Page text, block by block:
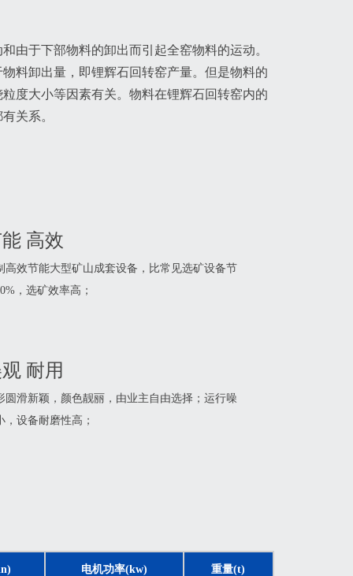
由于下部物料的卸出而引起全窑物料的运动。
料卸出量，即锂辉石回转窑产量。但是物料的
度大小等因素有关。物料在锂辉石回转窑内的
关系。
高效
高效节能大型矿山成套设备，比常见选矿设备节
，选矿效率高；
耐用
圆滑新颖，颜色靓丽，由业主自由选择；运行噪
，设备耐磨性高；
电机功率(kw) 重量(t)